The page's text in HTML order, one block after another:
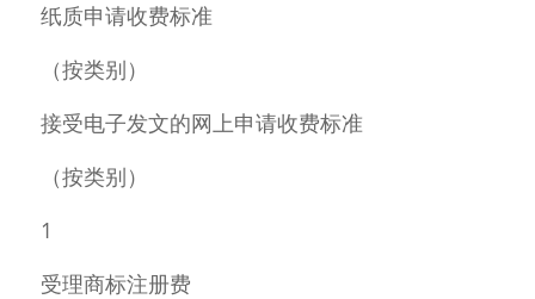
纸质申请收费标准
（按类别）
接受电子发文的网上申请收费标准
（按类别）
1
受理商标注册费